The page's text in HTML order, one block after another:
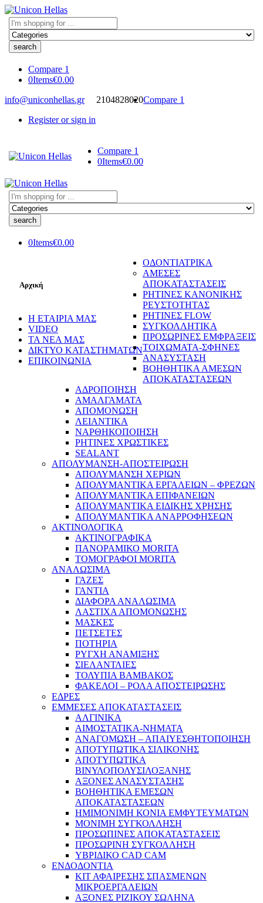
Search
here
Compare 1
0Items€0.00
info@uniconhellas.gr
2104828020Compare 1
Register or sign in
Compare 1
0Items€0.00
Search
here
0Items€0.00
Αρχική
Η ΕΤΑΙΡΙΑ ΜΑΣ
VIDEO
ΤΑ ΝΕΑ ΜΑΣ
ΔΙΚΤΥΟ ΚΑΤΑΣΤΗΜΑΤΩΝ
ΕΠΙΚΟΙΝΩΝΙΑ
ΟΔΟΝΤΙΑΤΡΙΚΑ
ΑΜΕΣΕΣ
ΑΠΟΚΑΤΑΣΤΑΣΕΙΣ
ΡΗΤΙΝΕΣ ΚΑΝΟΝΙΚΗΣ
ΡΕΥΣΤΟΤΗΤΑΣ
ΡΗΤΙΝΕΣ FLOW
ΣΥΓΚΟΛΛΗΤΙΚΑ
ΠΡΟΣΩΡΙΝΕΣ ΕΜΦΡΑΞΕΙΣ
ΤΟΙΧΩΜΑΤΑ-ΣΦΗΝΕΣ
ΑΝΑΣΥΣΤΑΣΗ
ΒΟΗΘΗΤΙΚΑ ΑΜΕΣΩΝ
ΑΠΟΚΑΤΑΣΤΑΣΕΩΝ
ΑΔΡΟΠΟΙΗΣΗ
ΑΜΑΛΓΑΜΑΤΑ
ΑΠΟΜΟΝΩΣΗ
ΛΕΙΑΝΤΙΚΑ
ΝΑΡΘΗΚΟΠΟΙΗΣΗ
ΡΗΤΙΝΕΣ ΧΡΩΣΤΙΚΕΣ
SEALANT
ΑΠΟΛΥΜΑΝΣΗ-ΑΠΟΣΤΕΙΡΩΣΗ
ΑΠΟΛΥΜΑΝΣΗ ΧΕΡΙΩΝ
ΑΠΟΛΥΜΑΝΤΙΚΑ ΕΡΓΑΛΕΙΩΝ – ΦΡΕΖΩΝ
ΑΠΟΛΥΜΑΝΤΙΚΑ ΕΠΙΦΑΝΕΙΩΝ
ΑΠΟΛΥΜΑΝΤΙΚΑ ΕΙΔΙΚΗΣ ΧΡΗΣΗΣ
ΑΠΟΛΥΜΑΝΤΙΚΑ ΑΝΑΡΡΟΦΗΣΕΩΝ
ΑΚΤΙΝΟΛΟΓΙΚΑ
ΑΚΤΙΝΟΓΡΑΦΙΚΑ
ΠΑΝΟΡΑΜΙΚΟ MORITA
ΤΟΜΟΓΡΑΦΟΙ MORITA
ΑΝΑΛΩΣΙΜΑ
ΓΑΖΕΣ
ΓΑΝΤΙΑ
ΔΙΑΦΟΡΑ ΑΝΑΛΩΣΙΜΑ
ΛΑΣΤΙΧΑ ΑΠΟΜΟΝΩΣΗΣ
ΜΑΣΚΕΣ
ΠΕΤΣΕΤΕΣ
ΠΟΤΗΡΙΑ
ΡΥΓΧΗ ΑΝΑΜΙΞΗΣ
ΣΙΕΛΑΝΤΛΙΕΣ
ΤΟΛΥΠΙΑ ΒΑΜΒΑΚΟΣ
ΦΑΚΕΛΟΙ – ΡΟΛΑ ΑΠΟΣΤΕΙΡΩΣΗΣ
ΕΔΡΕΣ
ΕΜΜΕΣΕΣ ΑΠΟΚΑΤΑΣΤΑΣΕΙΣ
ΑΛΓΙΝΙΚΑ
ΑΙΜΟΣΤΑΤΙΚΑ-ΝΗΜΑΤΑ
ΑΝΑΓΟΜΩΣΗ – ΑΠΑΙΥΕΣΘΗΤΟΠΟΙΗΣΗ
ΑΠΟΤΥΠΩΤΙΚΑ ΣΙΛΙΚΟΝΗΣ
ΑΠΟΤΥΠΩΤΙΚΑ
ΒΙΝΥΛΟΠΟΛΥΣΙΛΟΞΑΝΗΣ
ΑΞΟΝΕΣ ΑΝΑΣΥΣΤΑΣΗΣ
ΒΟΗΘΗΤΙΚΑ ΕΜΕΣΩΝ
ΑΠΟΚΑΤΑΣΤΑΣΕΩΝ
ΗΜΙΜΟΝΙΜΗ ΚΟΝΙΑ ΕΜΦΥΤΕΥΜΑΤΩΝ
ΜΟΝΙΜΗ ΣΥΓΚΟΛΛΗΣΗ
ΠΡΟΣΩΠΙΝΕΣ ΑΠΟΚΑΤΑΣΤΑΣΕΙΣ
ΠΡΟΣΩΡΙΝΗ ΣΥΓΚΟΛΛΗΣΗ
ΥΒΡΙΔΙΚΟ CAD CAM
ΕΝΔΟΔΟΝΤΙΑ
ΚΙΤ ΑΦΑΙΡΕΣΗΣ ΣΠΑΣΜΕΝΩΝ
ΜΙΚΡΟΕΡΓΑΛΕΙΩΝ
ΑΞΟΝΕΣ ΡΙΖΙΚΟΥ ΣΩΛΗΝΑ